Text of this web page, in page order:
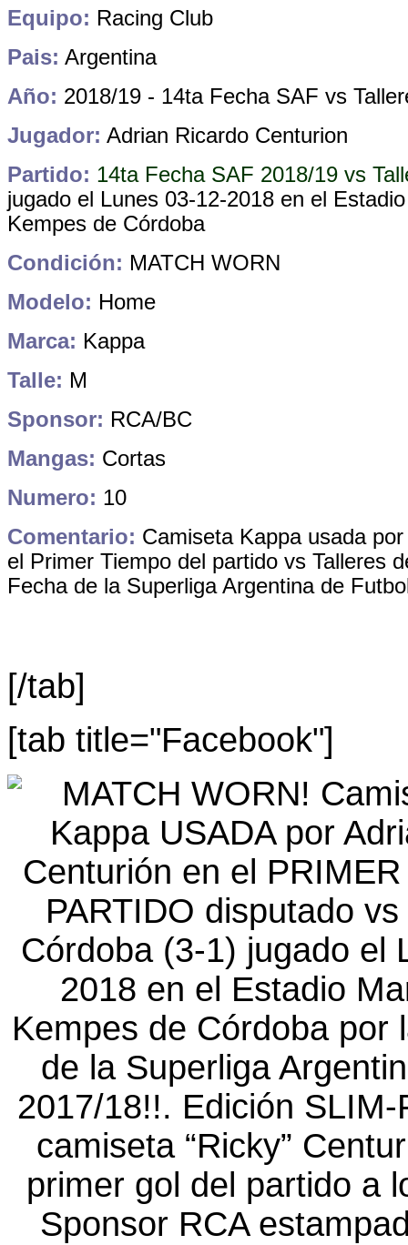
Equipo: Racing Club
Pais: Argentina
Año: 2018/19 - 14ta Fecha SAF vs
Jugador: Adrian Ricardo Centurion
Partido: 14ta Fecha SAF 2018/19 vs
jugado el Lunes 03-12-2018 en el
Kempes de Córdoba
Condición: MATCH WORN
Modelo: Home
Marca: Kappa
Talle: M
Sponsor: RCA/BC
Mangas: Cortas
Numero: 10
Comentario: Camiseta Kappa usada
el Primer Tiempo del partido vs Talleres
Fecha de la Superliga Argentina de
[/tab]
[tab title="Facebook"]